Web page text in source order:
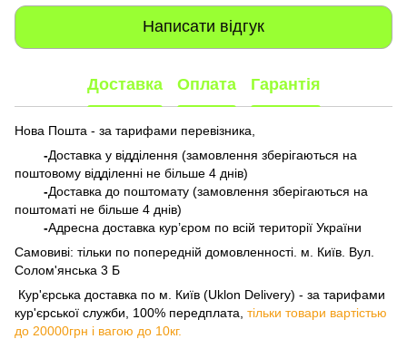
Написати відгук
Доставка Оплата Гарантія
Нова Пошта - за тарифами перевізника,
-Доставка у відділення (замовлення зберігаються на
поштовому відділенні не більше 4 днів)
-Доставка до поштомату (замовлення зберігаються на
поштоматі не більше 4 днів)
-Адресна доставка кур’єром по всій території України
Самовиві: тільки по попередній домовленності. м. Київ. Вул.
Солом'янська 3 Б
​​​​​​ Кур'єрська доставка по м. Київ (Uklon Delivery) - за тарифами
кур'єрської служби, 100% передплата, тільки товари вартістью
до 20000грн і вагою до 10кг.